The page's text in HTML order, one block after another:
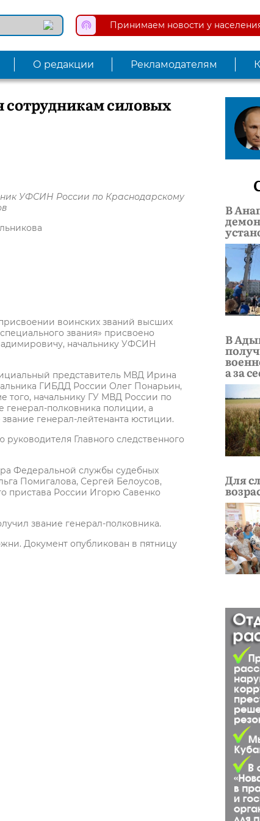
Принимаем новости у
О редакции Рекламодателям
сотрудникам силовых
УФСИН России по Краснодарскому
воинских званий высших
звания» присвоено
начальнику УФСИН
представитель МВД Ирина
ГИБДД России Олег Понарьин,
того, начальнику ГУ МВД России по
генерал-полковника полиции, а
генерал-лейтенанта юстиции.
Главного следственного
Федеральной службы судебных
Помигалова, Сергей Белоусов,
пристава России Игорю Савенко
звание генерал-полковника.
Документ опубликован в пятницу
В
В
а за
Для